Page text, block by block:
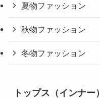
夏物ファッション
秋物ファッション
冬物ファッション
トップス（インナー）